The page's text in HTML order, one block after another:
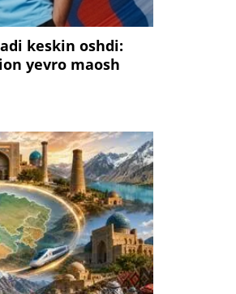
keskin oshdi:
yevro maosh